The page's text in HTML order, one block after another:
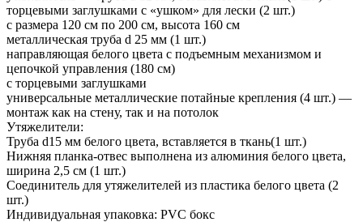
торцевыми заглушками с «ушком» для лески (2 шт.)
с размера 120 см по 200 см, высота 160 см
металлическая труба d 25 мм (1 шт.)
направляющая белого цвета с подъемным механизмом и
цепочкой управления (180 см)
с торцевыми заглушками
универсальные металлические потайные крепления (4 шт.) —
монтаж как на стену, так и на потолок
Утяжелители:
Труба d15 мм белого цвета, вставляется в ткань(1 шт.)
Нижняя планка-отвес выполнена из алюминия белого цвета,
ширина 2,5 см (1 шт.)
Соединитель для утяжелителей из пластика белого цвета (2
шт.)
Индивидуальная упаковка: PVC бокс